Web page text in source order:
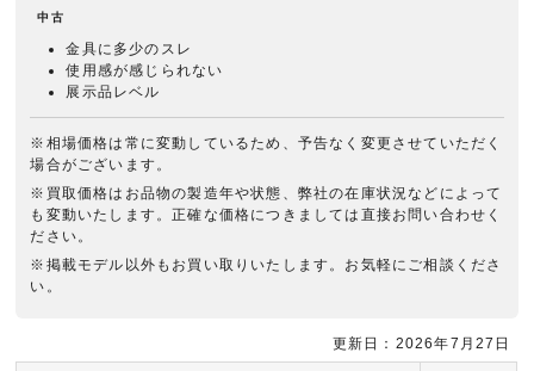
中古
金具に多少のスレ
使用感が感じられない
展示品レベル
※相場価格は常に変動しているため、予告なく変更させていただく
場合がございます。
※買取価格はお品物の製造年や状態、弊社の在庫状況などによって
も変動いたします。正確な価格につきましては直接お問い合わせく
ださい。
※掲載モデル以外もお買い取りいたします。お気軽にご相談くださ
い。
更新日：2026年7月27日